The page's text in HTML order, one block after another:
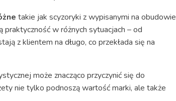
takie jak scyzoryki z wypisanymi na obudowie
w różnych sytuacjach – od
z klientem na długo, co przekłada się na
może znacząco przyczynić się do
nie tylko podnoszą wartość marki, ale także